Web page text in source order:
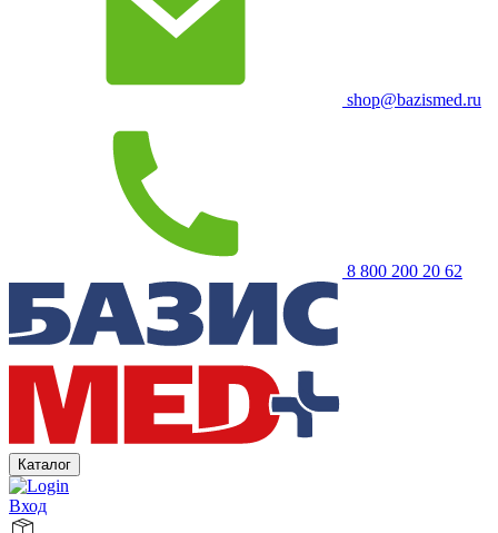
shop@bazismed.ru
8 800 200 20 62
Каталог
Вход